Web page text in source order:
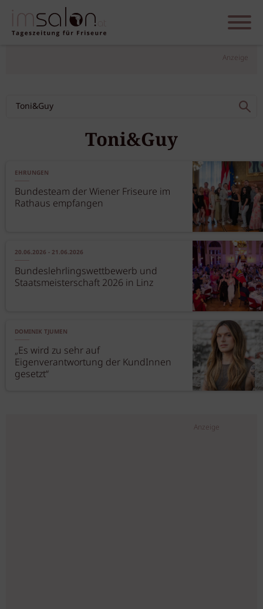
Anzeige
Toni&Guy
EHRUNGEN
Bundesteam der Wiener Friseure im
Rathaus empfangen
20.06.2026 - 21.06.2026
Bundeslehrlingswettbewerb und
Staatsmeisterschaft 2026 in Linz
DOMINIK TJUMEN
„Es wird zu sehr auf
Eigenverantwortung der KundInnen
gesetzt“
Anzeige